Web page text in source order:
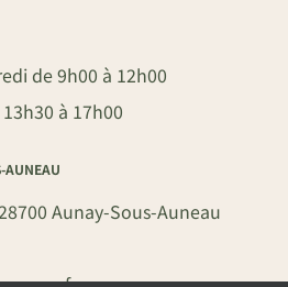
de 9h00 à 12h00
à 17h00
AUNEAU
Aunay-Sous-Auneau